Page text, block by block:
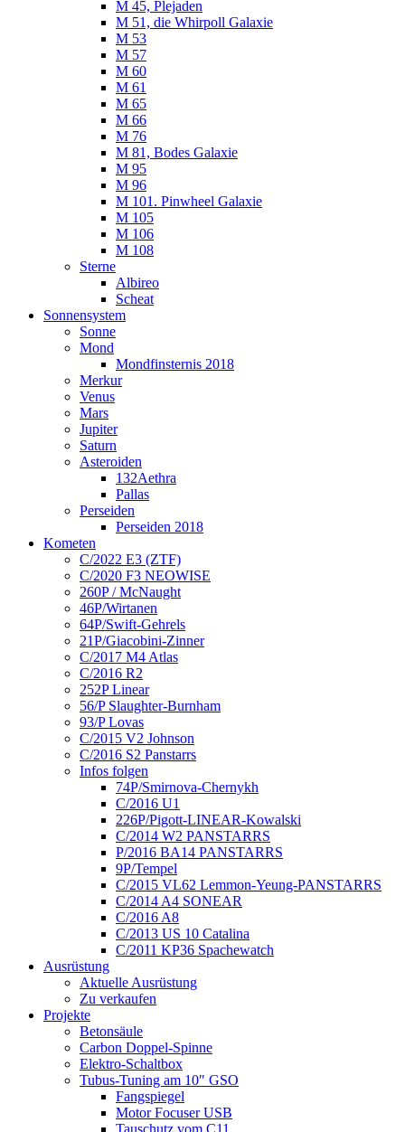
M 45, Plejaden
M 51, die Whirpoll Galaxie
M 53
M 57
M 60
M 61
M 65
M 66
M 76
M 81, Bodes Galaxie
M 95
M 96
M 101. Pinwheel Galaxie
M 105
M 106
M 108
Sterne
Albireo
Scheat
Sonnensystem
Sonne
Mond
Mondfinsternis 2018
Merkur
Venus
Mars
Jupiter
Saturn
Asteroiden
132Aethra
Pallas
Perseiden
Perseiden 2018
Kometen
C/2022 E3 (ZTF)
C/2020 F3 NEOWISE
260P / McNaught
46P/Wirtanen
64P/Swift-Gehrels
21P/Giacobini-Zinner
C/2017 M4 Atlas
C/2016 R2
252P Linear
56/P Slaughter-Burnham
93/P Lovas
C/2015 V2 Johnson
C/2016 S2 Panstarrs
Infos folgen
74P/Smirnova-Chernykh
C/2016 U1
226P/Pigott-LINEAR-Kowalski
C/2014 W2 PANSTARRS
P/2016 BA14 PANSTARRS
9P/Tempel
C/2015 VL62 Lemmon-Yeung-PANSTARRS
C/2014 A4 SONEAR
C/2016 A8
C/2013 US 10 Catalina
C/2011 KP36 Spachewatch
Ausrüstung
Aktuelle Ausrüstung
Zu verkaufen
Projekte
Betonsäule
Carbon Doppel-Spinne
Elektro-Schaltbox
Tubus-Tuning am 10″ GSO
Fangspiegel
Motor Focuser USB
Tauschutz vom C11